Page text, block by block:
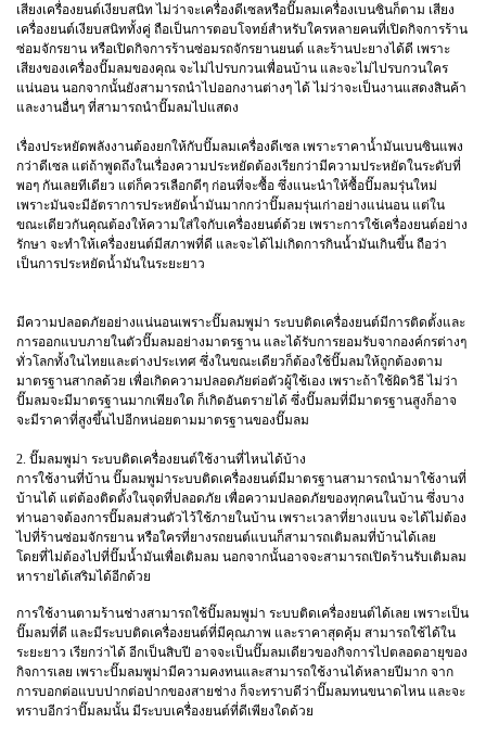
เสียงเครื่องยนต์เงียบสนิท ไม่ว่าจะเครื่องดีเซลหรือปั๊มลมเครื่องเบนซินก็ตาม เสียง
เครื่องยนต์เงียบสนิททั้งคู่ ถือเป็นการตอบโจทย์สำหรับใครหลายคนที่เปิดกิจการร้าน
ซ่อมจักรยาน หรือเปิดกิจการร้านซ่อมรถจักรยานยนต์ และร้านปะยางได้ดี เพราะ
เสียงของเครื่องปั๊มลมของคุณ จะไม่ไปรบกวนเพื่อนบ้าน และจะไม่ไปรบกวนใคร
แน่นอน นอกจากนั้นยังสามารถนำไปออกงานต่างๆ ได้ ไม่ว่าจะเป็นงานแสดงสินค้า
และงานอื่นๆ ที่สามารถนำปั๊มลมไปแสดง
เรื่องประหยัดพลังงานต้องยกให้กับปั๊มลมเครื่องดีเซล เพราะราคาน้ำมันเบนซินแพง
กว่าดีเซล แต่ถ้าพูดถึงในเรื่องความประหยัดต้องเรียกว่ามีความประหยัดในระดับที่
พอๆ กันเลยทีเดียว แต่ก็ควรเลือกดีๆ ก่อนที่จะซื้อ ซึ่งแนะนำให้ซื้อปั๊มลมรุ่นใหม่
เพราะมันจะมีอัตราการประหยัดน้ำมันมากกว่าปั๊มลมรุ่นเก่าอย่างแน่นอน แต่ใน
ขณะเดียวกันคุณต้องให้ความใส่ใจกับเครื่องยนต์ด้วย เพราะการใช้เครื่องยนต์อย่าง
รักษา จะทำให้เครื่องยนต์มีสภาพที่ดี และจะได้ไม่เกิดการกินน้ำมันเกินขึ้น ถือว่า
เป็นการประหยัดน้ำมันในระยะยาว
มีความปลอดภัยอย่างแน่นอนเพราะปั๊มลมพูม่า ระบบติดเครื่องยนต์มีการติดตั้งและ
การออกแบบภายในตัวปั๊มลมอย่างมาตรฐาน และได้รับการยอมรับจากองค์กรต่างๆ
ทั่วโลกทั้งในไทยและต่างประเทศ ซึ่งในขณะเดียวก็ต้องใช้ปั๊มลมให้ถูกต้องตาม
มาตรฐานสากลด้วย เพื่อเกิดความปลอดภัยต่อตัวผู้ใช้เอง เพราะถ้าใช้ผิดวิธี ไม่ว่า
ปั๊มลมจะมีมาตรฐานมากเพียงใด ก็เกิดอันตรายได้ ซึ่งปั๊มลมที่มีมาตรฐานสูงก็อาจ
จะมีราคาที่สูงขึ้นไปอีกหน่อยตามมาตรฐานของปั๊มลม
2. ปั๊มลมพูม่า ระบบติดเครื่องยนต์ใช้งานที่ไหนได้บ้าง
การใช้งานที่บ้าน ปั๊มลมพูม่าระบบติดเครื่องยนต์มีมาตรฐานสามารถนำมาใช้งานที่
บ้านได้ แต่ต้องติดตั้งในจุดที่ปลอดภัย เพื่อความปลอดภัยของทุกคนในบ้าน ซึ่งบาง
ท่านอาจต้องการปั๊มลมส่วนตัวไว้ใช้ภายในบ้าน เพราะเวลาที่ยางแบน จะได้ไม่ต้อง
ไปที่ร้านซ่อมจักรยาน หรือใครที่ยางรถยนต์แบนก็สามารถเติมลมที่บ้านได้เลย
โดยที่ไม่ต้องไปที่ปั๊มน้ำมันเพื่อเติมลม นอกจากนั้นอาจจะสามารถเปิดร้านรับเติมลม
หารายได้เสริมได้อีกด้วย
การใช้งานตามร้านช่างสามารถใช้ปั๊มลมพูม่า ระบบติดเครื่องยนต์ได้เลย เพราะเป็น
ปั๊มลมที่ดี และมีระบบติดเครื่องยนต์ที่มีคุณภาพ และราคาสุดคุ้ม สามารถใช้ได้ใน
ระยะยาว เรียกว่าได้ อีกเป็นสิบปี อาจจะเป็นปั๊มลมเดียวของกิจการไปตลอดอายุของ
กิจการเลย เพราะปั๊มลมพูม่ามีความคงทนและสามารถใช้งานได้หลายปีมาก จาก
การบอกต่อแบบปากต่อปากของสายช่าง ก็จะทราบดีว่าปั๊มลมทนขนาดไหน และจะ
ทราบอีกว่าปั๊มลมนั้น มีระบบเครื่องยนต์ที่ดีเพียงใดด้วย